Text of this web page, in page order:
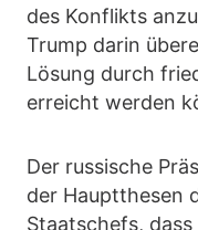
des Konflikts
Trump darin
Lösung durch
erreicht werden
Der russische
der Hauptthesen
Staatschefs,